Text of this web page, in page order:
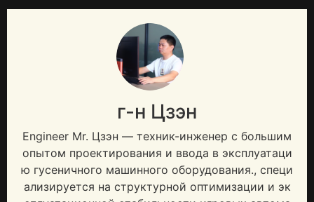
г-н Цзэн
Engineer Mr. Цзэн — техник-инженер с большим
опытом проектирования и ввода в эксплуатаци
ю гусеничного машинного оборудования., специ
ализируется на структурной оптимизации и эк